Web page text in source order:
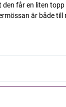
får en liten topp
är både till